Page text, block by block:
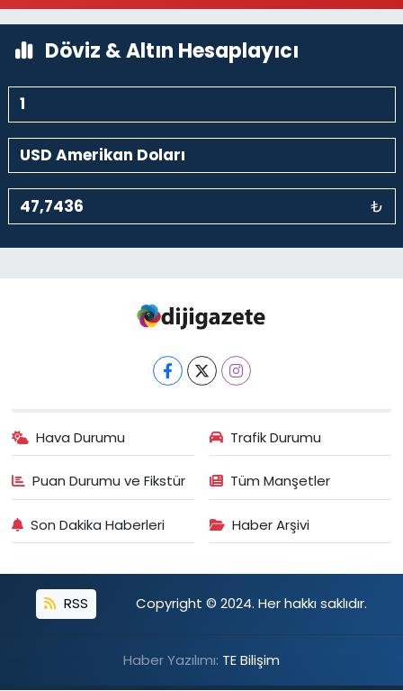
Döviz & Altın Hesaplayıcı
₺
Hava Durumu Trafik Durumu
Puan Durumu ve Fikstür Tüm Manşetler
Son Dakika Haberleri Haber Arşivi
RSS Copyright © 2024. Her hakkı saklıdır.
Haber Yazılımı: TE Bilişim